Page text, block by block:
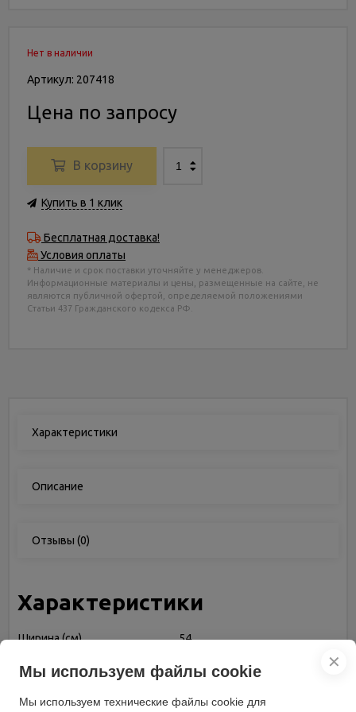
Нет в наличии
Артикул: 207418
Цена по запросу
В корзину
Купить в 1 клик
Бесплатная доставка!
Условия оплаты
* Наличие и срок поставки уточняйте у менеджеров.
Информационные материалы и цены, размещенные на сайте, не
являются публичной офертой, определяемой положениями
Статьи 437 Гражданского кодекса РФ.
Характеристики
Описание
Отзывы (0)
Характеристики
Ширина (см)
54
Высота (см)
80
Вес (кг)
42
✕
Мы используем файлы cookie
Мы используем технические файлы cookie для